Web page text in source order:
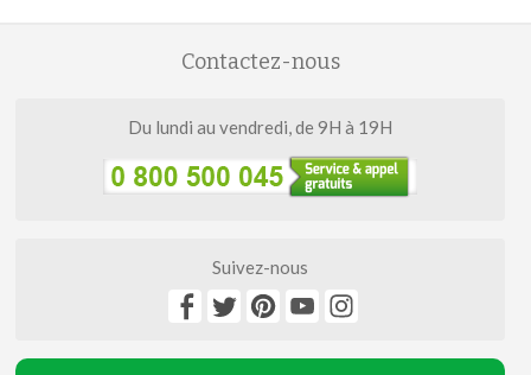
Contactez-nous
Du lundi au vendredi, de 9H à 19H
Suivez-nous